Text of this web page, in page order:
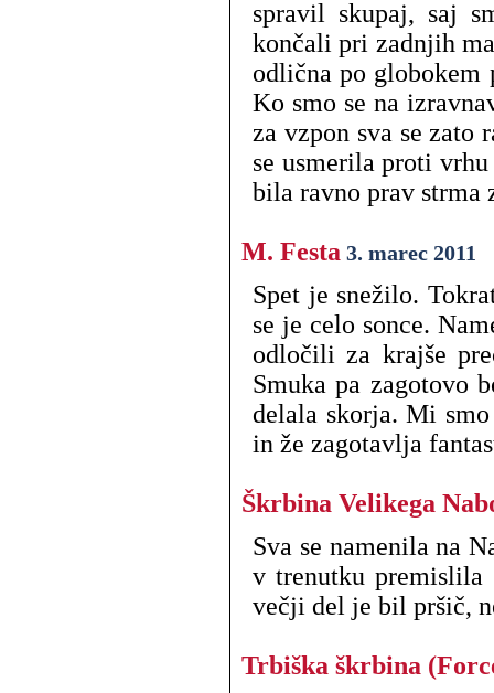
spravil skupaj, saj
končali pri zadnjih
odlična po globokem
Ko smo se na
za vzpon sva se zato
se usmerila proti
bila ravno prav strma
M. Festa 3. marec 2011
Spet je snežilo.
se je celo sonce.
odločili za krajše
Smuka pa zagotovo
delala skorja. Mi
in že zagotavlja
Škrbina Velikega
Sva se namenila na
v trenutku premislila
večji del je bil pršič,
Trbiška škrbina